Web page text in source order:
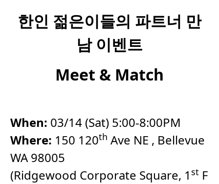
한인 젊은이들의 파트너 만
남 이벤트
Meet & Match
When: 03/14 (Sat) 5:00-8:00PM
Where: 150 120th Ave NE , Bellevue
WA 98005
(Ridgewood Corporate Square, 1 st F